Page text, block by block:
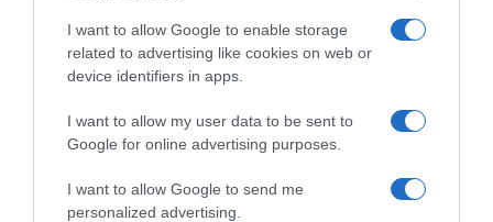
I want to allow Google to enable storage
related to advertising like cookies on web or
device identifiers in apps.
I want to allow my user data to be sent to
Google for online advertising purposes.
I want to allow Google to send me
personalized advertising.
Share Tweet
ΔΙΑΦΗΜΙΣΗ